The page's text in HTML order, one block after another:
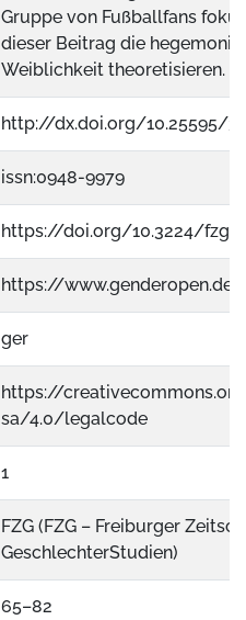
Gruppe von Fußballfans
dieser Beitrag die
Weiblichkeit theoretisieren.
http://dx.doi.org/10.25595/
issn:0948-9979
https://doi.org/10.3224/
https://
ger
https://
sa/4.0/legalcode
1
FZG (FZG – Freiburger
GeschlechterStudien)
65–82